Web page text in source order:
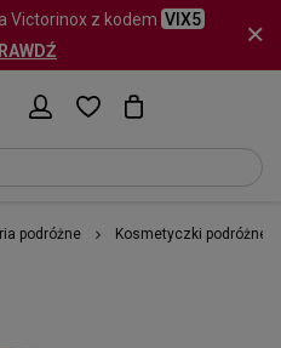
Victorinox z kodem VIX5
podróżne Kosmetyczki podróżne